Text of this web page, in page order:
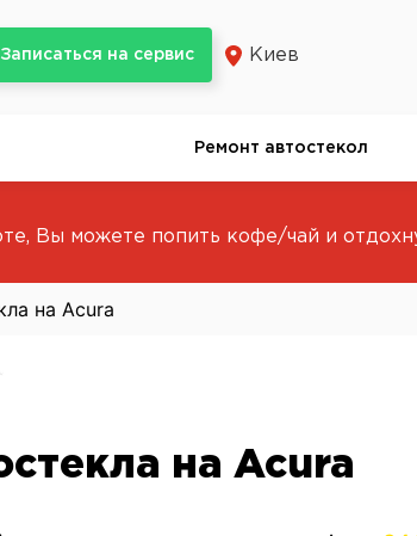
Записаться на сервис Киев
Ремонт автостекол
Вы можете попить кофе/чай и
на Acura
на Acura